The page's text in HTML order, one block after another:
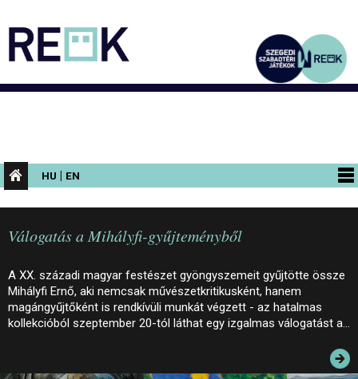
HU | EN
PROGRAMOK
KIÁLLÍTÁSOK
AZ ÉPÜLET
INFORMÁCIÓK
KONFERENCIA
Válogatás a Mihályfi-gyűjteményből
A XX. századi magyar festészet gyöngyszemeit gyűjtötte össze
Mihályfi Ernő, aki nemcsak művészetkritikusként, hanem
magángyűjtőként is rendkívüli munkát végzett - az hatalmas
kollekcióból szeptember 20-tól láthat egy izgalmas válogatást a…